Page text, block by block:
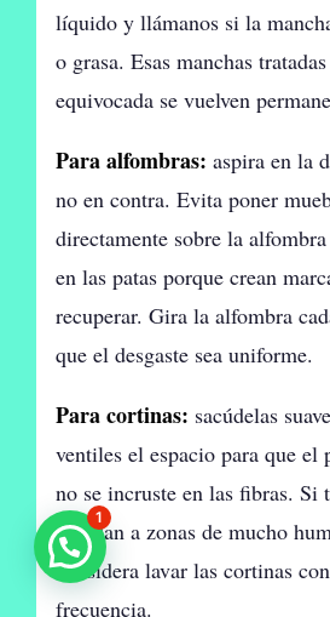
líquido y llámanos si la
o grasa. Esas manchas
equivocada se vuelven
Para alfombras: aspira en la
no en contra. Evita poner
directamente sobre la
en las patas porque crean
recuperar. Gira la alfombra
que el desgaste sea uniforme.
Para cortinas: sacúdelas
ventiles el espacio para que el
no se incruste en las fibras. Si
que dan a zonas de mucho
considera lavar las cortinas
frecuencia.
1